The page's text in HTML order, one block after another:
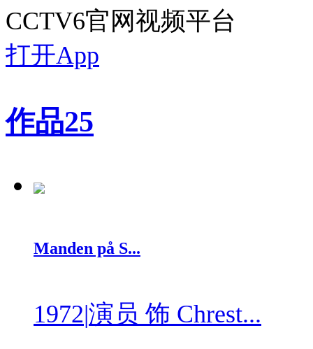
CCTV6官网视频平台
打开App
作品25
Manden på S...
1972|演员 饰 Chrest...